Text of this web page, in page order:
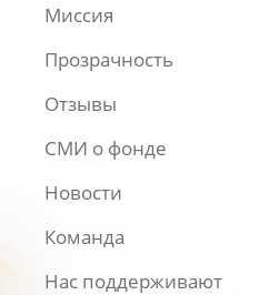
Миссия
Прозрачность
Отзывы
СМИ о фонде
Новости
Команда
Нас поддерживают